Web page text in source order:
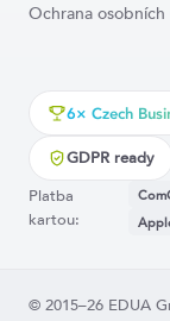
Ochrana osobních
6× Czech
GDPR ready
Platba
kartou:
© 2015–26 EDUA